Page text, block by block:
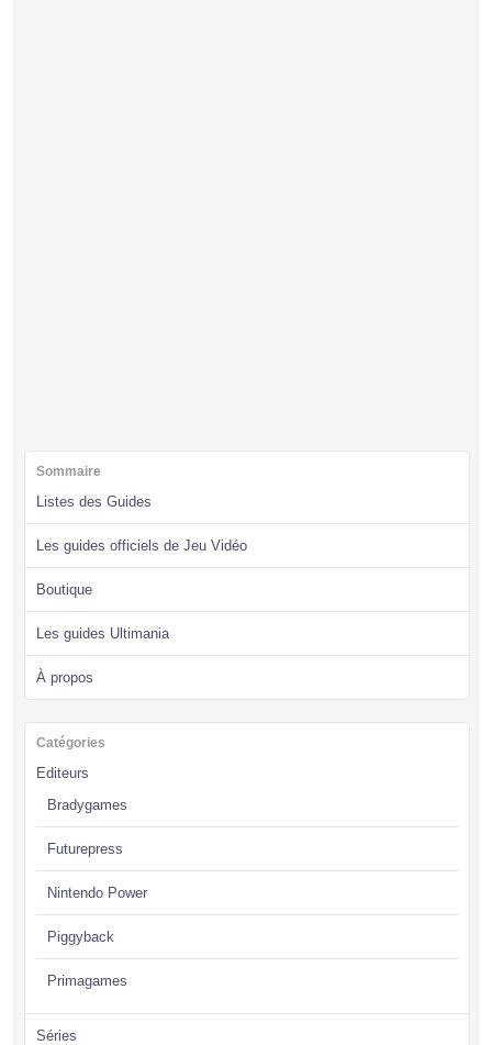
Sommaire
Listes des Guides
Les guides officiels de Jeu Vidéo
Boutique
Les guides Ultimania
À propos
Catégories
Editeurs
Bradygames
Futurepress
Nintendo Power
Piggyback
Primagames
Séries